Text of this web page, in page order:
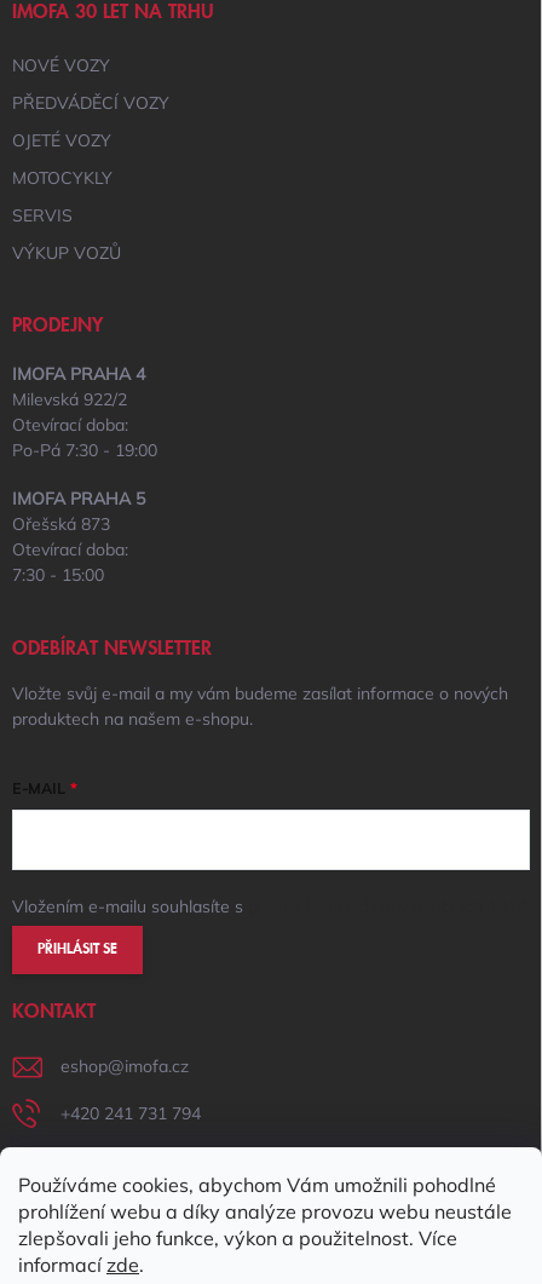
Používáme cookies, abychom Vám umožnili pohodlné
prohlížení webu a díky analýze provozu webu neustále
zlepšovali jeho funkce, výkon a použitelnost. Více
informacízde.
IMOFA 30 LET NA TRHU
NOVÉ VOZY
PŘEDVÁDĚCÍ VOZY
OJETÉ VOZY
MOTOCYKLY
SERVIS
VÝKUP VOZŮ
PRODEJNY
IMOFA PRAHA 4
Milevská 922/2
Otevírací doba:
Po-Pá 7:30 - 19:00
IMOFA PRAHA 5
Ořešská 873
Otevírací doba:
7:30 - 15:00
ODEBÍRAT NEWSLETTER
Vložte svůj e-mail a my vám budeme zasílat informace o nových
produktech na našem e-shopu.
E-MAIL
Vložením e-mailu souhlasíte s
PŘIHLÁSIT SE
KONTAKT
eshop@imofa.cz
+420 241 731 794
IMOFA Facebook
imofa_s.r.o